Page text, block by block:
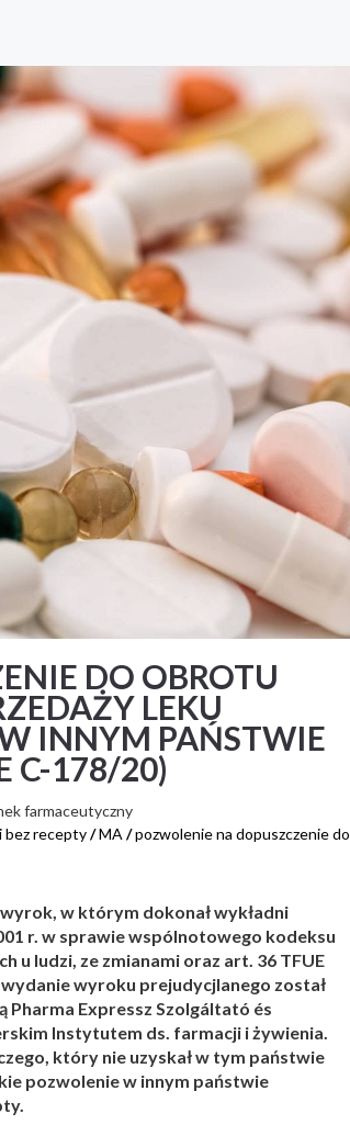
DO OBROTU
LEKU
INNYM PAŃSTWIE
C-178/20)
farmaceutyczny
bez recepty/MA /pozwolenie na dopuszczenie do
w którym dokonał wykładni
r. w sprawie wspólnotowego kodeksu
u ludzi, ze zmianami oraz art. 36 TFUE
wyroku prejudycjlanego został
Pharma Expressz Szolgáltató és
Instytutem ds. farmacji i żywienia.
który nie uzyskał w tym państwie
pozwolenie w innym państwie